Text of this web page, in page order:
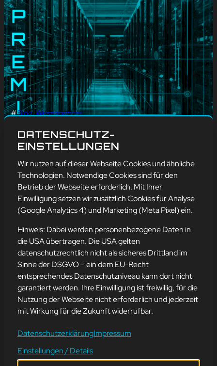
#Blog, Wissenswertes
PREMISE
mehr erfahren
Adresse
mission-webstyle oHG
Bürgermeister-Regitz-Straße 40
66539 Neunkirchen
E-Mail:kontakt@mission-webstyle.de
Navigation
Webseitenerstellung
Webseite mieten
Webseiten Betreuung
Über Uns
Kontakt
Leistungen
DATENSCHUTZ-
EINSTELLUNGEN
Wir nutzen auf dieser Webseite Cookies und ähnliche
Technologien. Notwendige Cookies sind für den
Betrieb der Webseite erforderlich. Mit Ihrer
Einwilligung setzen wir zusätzlich Cookies für Analyse
(Google Analytics 4) und Marketing (Meta Pixel) ein.
Hinweis: Dabei werden personenbezogene Daten in
die USA übertragen. Die USA gelten
datenschutzrechtlich nicht als sicheres Drittland im
Sinne der DSGVO – ein dem EU-Recht
entsprechendes Datenschutzniveau kann dort nicht
garantiert werden. Ihre Einwilligung ist freiwillig, für die
Nutzung der Webseite nicht erforderlich und jederzeit
mit Wirkung für die Zukunft widerrufbar.
DatenschutzerklärungImpressum
Einstellungen / Details